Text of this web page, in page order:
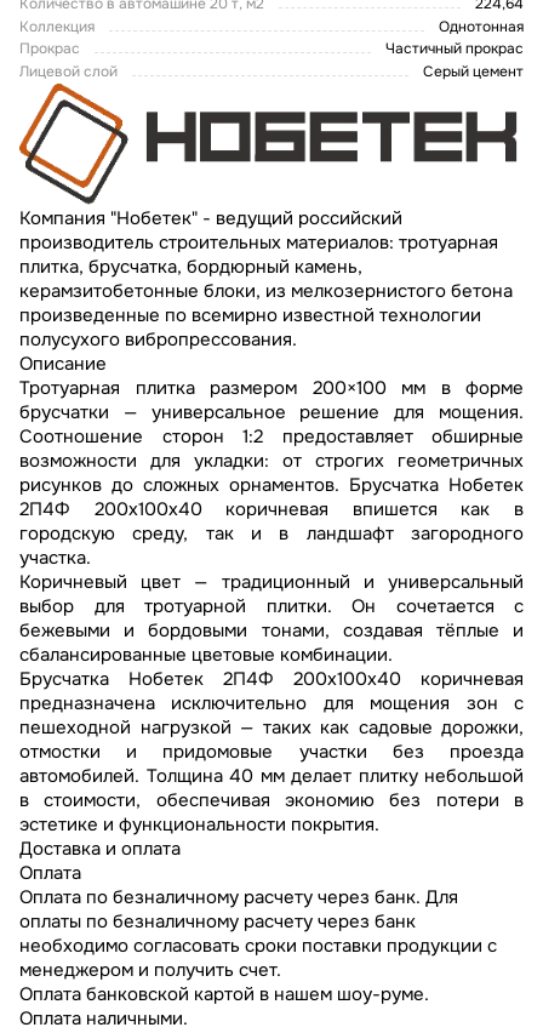
Количество в автомашине 20 т, м2
224,64
Коллекция
Однотонная
Прокрас
Частичный прокрас
Лицевой слой
Серый цемент
Компания "Нобетек" - ведущий российский
производитель строительных материалов: тротуарная
плитка, брусчатка, бордюрный камень,
керамзитобетонные блоки, из мелкозернистого бетона
произведенные по всемирно известной технологии
полусухого вибропрессования.
Описание
Тротуарная плитка размером 200×100 мм в форме
брусчатки — универсальное решение для мощения.
Соотношение сторон 1:2 предоставляет обширные
возможности для укладки: от строгих геометричных
рисунков до сложных орнаментов. Брусчатка Нобетек
2П4Ф 200x100x40 коричневая впишется как в
городскую среду, так и в ландшафт загородного
участка.
Коричневый цвет — традиционный и универсальный
выбор для тротуарной плитки. Он сочетается с
бежевыми и бордовыми тонами, создавая тёплые и
сбалансированные цветовые комбинации.
Брусчатка Нобетек 2П4Ф 200x100x40 коричневая
предназначена исключительно для мощения зон с
пешеходной нагрузкой — таких как садовые дорожки,
отмостки и придомовые участки без проезда
автомобилей. Толщина 40 мм делает плитку небольшой
в стоимости, обеспечивая экономию без потери в
эстетике и функциональности покрытия.
Доставка и оплата
Оплата
Оплата по безналичному расчету через банк. Для
оплаты по безналичному расчету через банк
необходимо согласовать сроки поставки продукции с
менеджером и получить счет.
Оплата банковской картой в нашем шоу-руме.
Оплата наличными.